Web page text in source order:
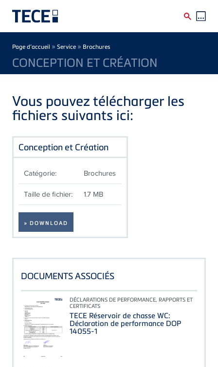
Breadcrumb
Page d’accueil » Service » Brochures
CONCEPTION ET CRÉATION
Vous pouvez télécharger les
fichiers suivants ici:
Conception et Création
Catégorie: Brochures
Taille de fichier: 1.7 MB
» DOWNLOAD
DOCUMENTS ASSOCIÉS
DÉCLARATIONS DE PERFORMANCE, RAPPORTS ET
CERTIFICATS
TECE Réservoir de chasse WC:
Déclaration de performance DOP
14055-1